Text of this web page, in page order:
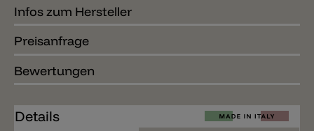
Infos zum Hersteller
Preisanfrage
Bewertungen
Details